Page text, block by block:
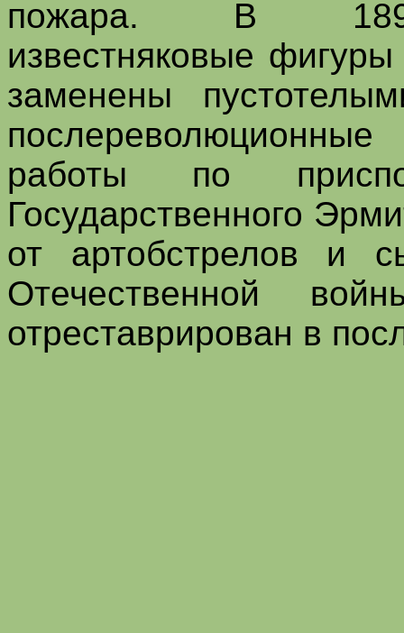
пожара. В 1892-
известняковые
заменены
работы по
Государственного
от артобстрелов и
Отечественной
отреставрирован в